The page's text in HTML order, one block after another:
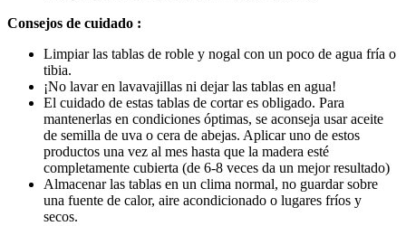
Consejos de cuidado :
Limpiar las tablas de roble y nogal con un poco de agua fría o
tibia.
¡No lavar en lavavajillas ni dejar las tablas en agua!
El cuidado de estas tablas de cortar es obligado. Para
mantenerlas en condiciones óptimas, se aconseja usar aceite
de semilla de uva o cera de abejas. Aplicar uno de estos
productos una vez al mes hasta que la madera esté
completamente cubierta (de 6-8 veces da un mejor resultado)
Almacenar las tablas en un clima normal, no guardar sobre
una fuente de calor, aire acondicionado o lugares fríos y
secos.